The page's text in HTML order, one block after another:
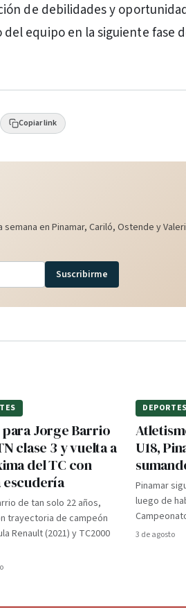
de debilidades y
equipo en la siguiente fase
Copiar link
en Pinamar, Cariló, Ostende y
Suscribirme
Jorge Barrio
clase 3 y vuelta a
del TC con
escudería
de tan solo 22 años,
trayectoria de campeón
Renault (2021) y TC2000
DEPORTES
U18,
Pinamar
luego de
3 de agosto